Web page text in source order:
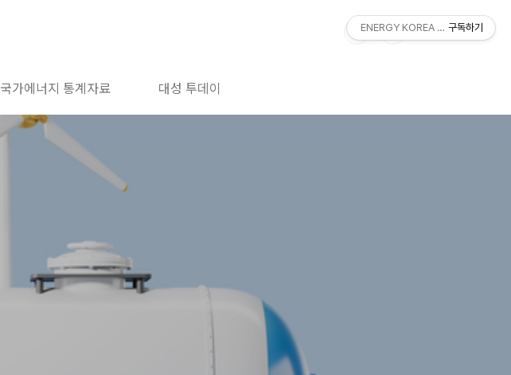
국가에너지 통계자료 대성 투데이
ENERGY KOREA With DAESUNG
구독하기